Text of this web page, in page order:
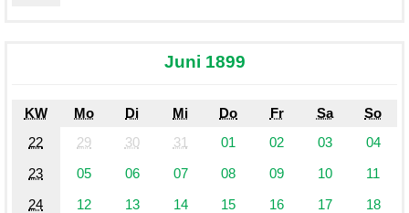
Juni 1899
KW Mo Di Mi Do Fr Sa
So
22
29 30 31 01 02 03
04
23
05 06 07 08 09 10
11
24
12 13 14 15 16 17
18